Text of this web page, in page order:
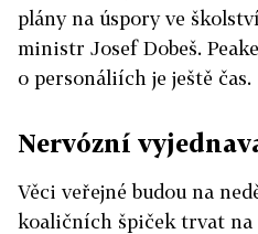
plány na úspory ve
ministr Josef Dobeš.
o personáliích je ještě čas.
Nervózní
Věci veřejné budou na
koaličních špiček trvat